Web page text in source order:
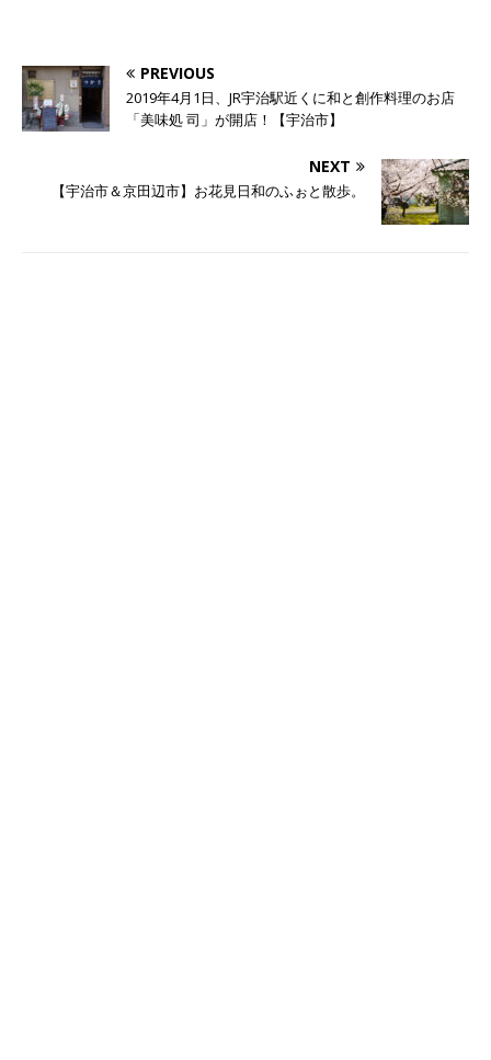
PREVIOUS
2019年4月1日、JR宇治駅近くに和と創作料理のお店
「美味処 司」が開店！【宇治市】
NEXT
【宇治市＆京田辺市】お花見日和のふぉと散歩。